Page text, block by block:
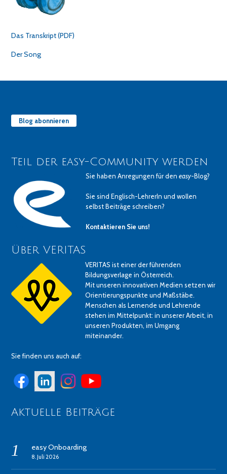
Das Transkript (PDF)
Der Song
Blog abonnieren
Teil der easy-Community werden
Sie haben Anregungen für deneasy-Blog?
Sie sind Englisch-LehrerIn und wollen
selbst Beiträge schreiben?
Kontaktieren Sie uns!
Über VERITAS
VERITAS ist einer der führenden
Bildungsverlage in Österreich.
Mit unseren innovativen Medien setzen wir
Orientierungspunkte und Maßstäbe.
Menschen als Lernende und Lehrende
stehen im Mittelpunkt: in unserer Arbeit, in
unseren Produkten, im Umgang
miteinander.
Sie finden uns auch auf:
Aktuelle Beiträge
easy Onboarding
8. Juli 2026